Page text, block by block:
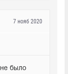
7 нояб 2020
не было